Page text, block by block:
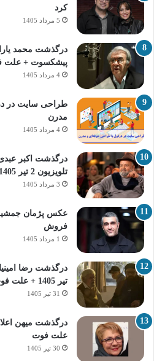
کرد
5 مرداد 1405
درگذشت محمد
پیشکسوت + علت
4 مرداد 1405
طراحی سایت در
مدرن
4 مرداد 1405
درگذشت اکبر
تلویزیون 2 تیر 1405 + علت فوت
3 مرداد 1405
عکس پژمان
فروش
1 مرداد 1405
تیر 1405 + علت فوت
31 تیر 1405
درگذشت میهن
علت فوت
30 تیر 1405